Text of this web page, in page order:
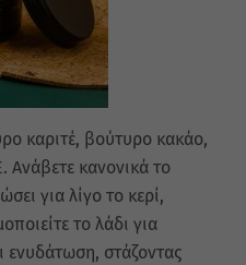
καριτέ, βούτυρο κακάο,
Ανάβετε κανονικά το
για λίγο το κερί,
το λάδι για
ενυδάτωση, στάζοντας